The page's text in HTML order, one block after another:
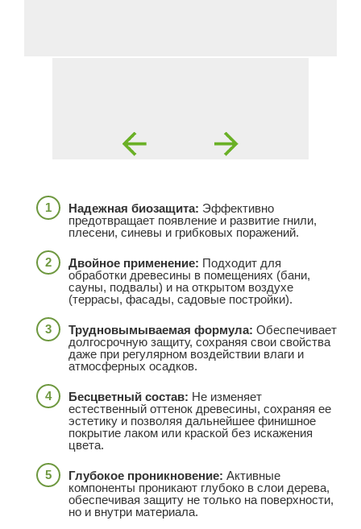
Надежная биозащита: Эффективно
предотвращает появление и развитие гнили,
плесени, синевы и грибковых поражений.
Двойное применение: Подходит для
обработки древесины в помещениях (бани,
сауны, подвалы) и на открытом воздухе
(террасы, фасады, садовые постройки).
Трудновымываемая формула: Обеспечивает
долгосрочную защиту, сохраняя свои свойства
даже при регулярном воздействии влаги и
атмосферных осадков.
Бесцветный состав: Не изменяет
естественный оттенок древесины, сохраняя ее
эстетику и позволяя дальнейшее финишное
покрытие лаком или краской без искажения
цвета.
Глубокое проникновение: Активные
компоненты проникают глубоко в слои дерева,
обеспечивая защиту не только на поверхности,
но и внутри материала.